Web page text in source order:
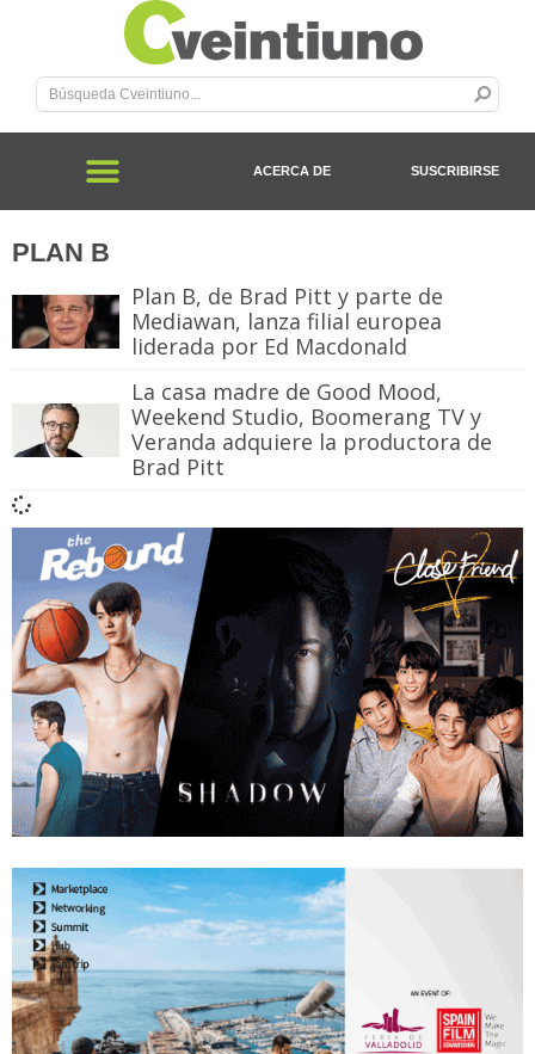
ACERCA DE SUSCRIBIRSE
PLAN B
Plan B, de Brad Pitt y parte de
Mediawan, lanza filial europea
liderada por Ed Macdonald
La casa madre de Good Mood,
Weekend Studio, Boomerang TV y
Veranda adquiere la productora de
Brad Pitt